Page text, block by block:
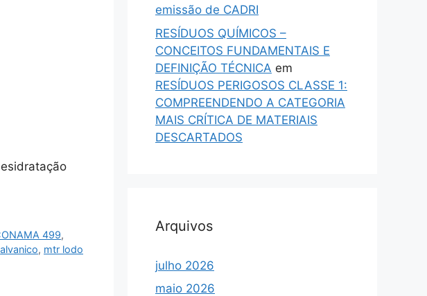
499,
, mtr lodo
emissão de CADRI
RESÍDUOS QUÍMICOS –
CONCEITOS FUNDAMENTAIS E
DEFINIÇÃO TÉCNICA em
RESÍDUOS PERIGOSOS CLASSE 1:
COMPREENDENDO A CATEGORIA
MAIS CRÍTICA DE MATERIAIS
DESCARTADOS
Arquivos
julho 2026
maio 2026